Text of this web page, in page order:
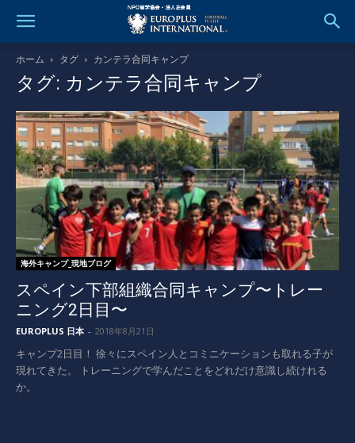
ホーム タグ カンテラ合同キャンプ
タグ: カンテラ合同キャンプ
海外キャンプ_現地ブログ
スペイン下部組織合同キャンプ〜トレー
ニング2日目〜
EUROPLUS 日本 - 2018年8月21日
キャンプ2日目！ 徐々にスペイン人とコミニケーションも取れる子が
現れてきた。 トレーニングで学んだことをどれだけ意識し続けれる
か。